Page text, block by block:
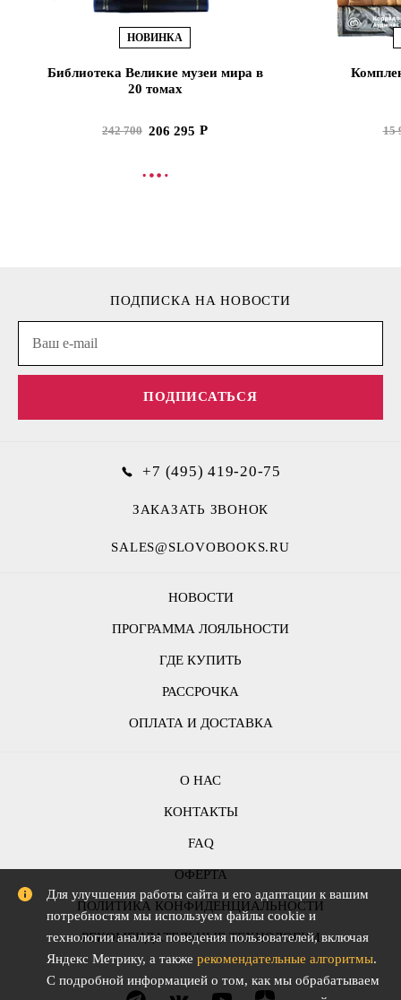
НОВИНКА
Библиотека Великие музеи мира в
20 томах
242 700 206 295
В КОРЗИНУ
15
НОВОСТИ
ПРОГРАММА ЛОЯЛЬНОСТИ
ГДЕ КУПИТЬ
РАССРОЧКА
ОПЛАТА И ДОСТАВКА
ПОДПИСКА НА НОВОСТИ
ПОДПИСАТЬСЯ
О НАС
КОНТАКТЫ
FAQ
ОФЕРТА
ПОЛИТИКА КОНФИДЕНЦИАЛЬНОСТИ
РЕКОМЕНДАТЕЛЬНЫЕ ТЕХНОЛОГИИ
+7 (495) 419-20-75
ЗАКАЗАТЬ ЗВОНОК
SALES@SLOVOBOOKS.RU
Для улучшения работы сайта и его адаптации к вашим
потребностям мы используем файлы cookie и
технологии анализа поведения пользователей, включая
Яндекс Метрику, а также рекомендательные алгоритмы.
С подробной информацией о том, как мы обрабатываем